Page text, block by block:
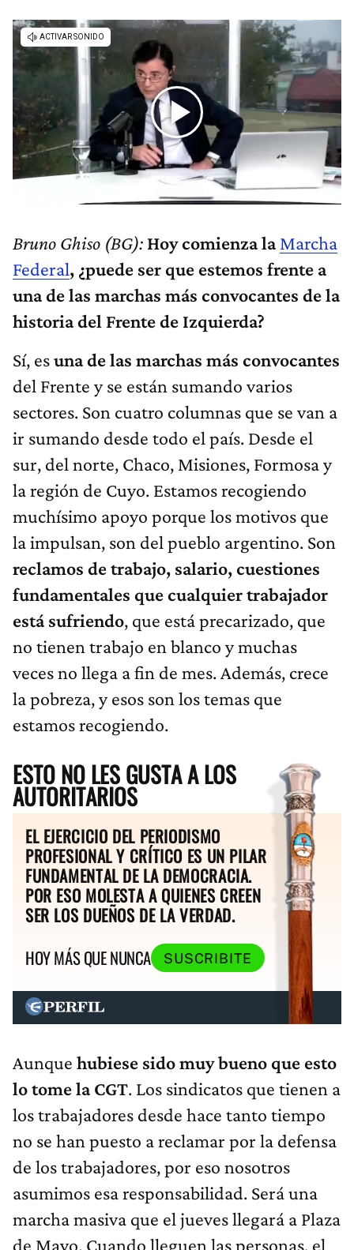
Bruno Ghiso (BG): Hoy comienza laMarcha
Federal, ¿puede ser que estemos frente a
una de las marchas más convocantes de la
historia del Frente de Izquierda?
Sí, esuna de las marchas más convocantes
del Frente y se están sumando varios
sectores. Son cuatro columnas que se van a
ir sumando desde todo el país. Desde el
sur, del norte, Chaco, Misiones, Formosa y
la región de Cuyo. Estamos recogiendo
muchísimo apoyo porque los motivos que
la impulsan, son del pueblo argentino. Son
reclamos de trabajo, salario, cuestiones
fundamentales que cualquier trabajador
está sufriendo, que está precarizado, que
no tienen trabajo en blanco y muchas
veces no llega a fin de mes. Además, crece
la pobreza, y esos son los temas que
estamos recogiendo.
ESTO NO LES GUSTA A LOS
AUTORITARIOS
EL EJERCICIO DEL PERIODISMO
PROFESIONAL Y CRÍTICO ES UN PILAR
FUNDAMENTAL DE LA DEMOCRACIA.
POR ESO MOLESTA A QUIENES CREEN
SER LOS DUEÑOS DE LA VERDAD.
HOY MÁS QUE NUNCA
SUSCRIBITE
Aunque hubiese sido muy bueno que esto
lo tome la CGT. Los sindicatos que tienen a
los trabajadores desde hace tanto tiempo
no se han puesto a reclamar por la defensa
de los trabajadores, por eso nosotros
asumimos esa responsabilidad. Será una
marcha masiva que el jueves llegará a Plaza
de Mayo. Cuando lleguen las personas, el